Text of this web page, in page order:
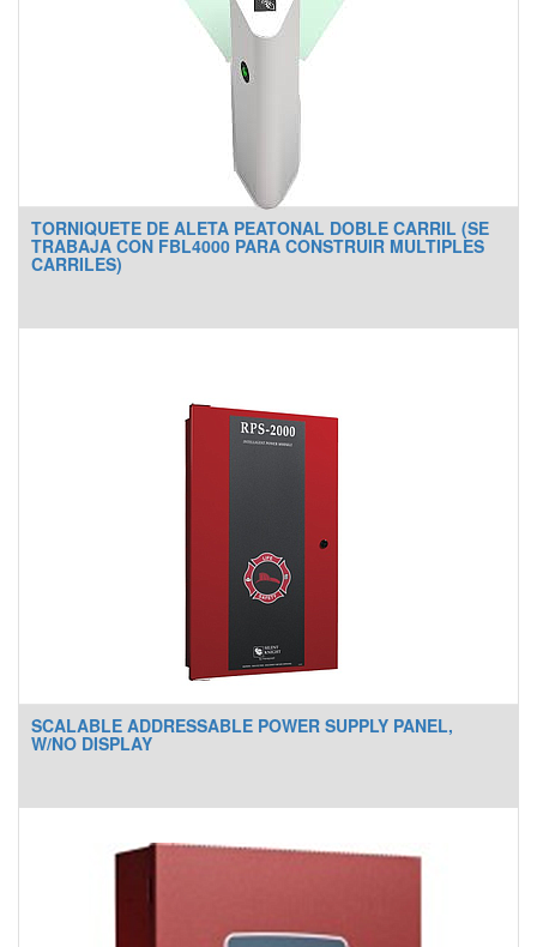
TORNIQUETE DE ALETA PEATONAL DOBLE CARRIL (SE
TRABAJA CON FBL4000 PARA CONSTRUIR MULTIPLES
CARRILES)
SCALABLE ADDRESSABLE POWER SUPPLY PANEL,
W/NO DISPLAY